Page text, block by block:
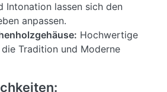
Intonation lassen sich den
anpassen.
Hochwertige
Tradition und Moderne